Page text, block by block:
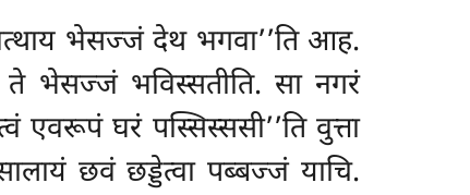
भेसज्जं देथ भगवा’’ति आह.
ते भेसज्जं भविस्सतीति. सा नगरं
एवरूपं घरं पस्सिस्ससी’’ति वुत्ता
छवं छड्डेत्वा पब्बज्जं याचि.